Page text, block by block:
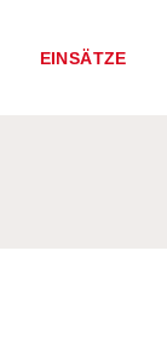
EINSÄTZE